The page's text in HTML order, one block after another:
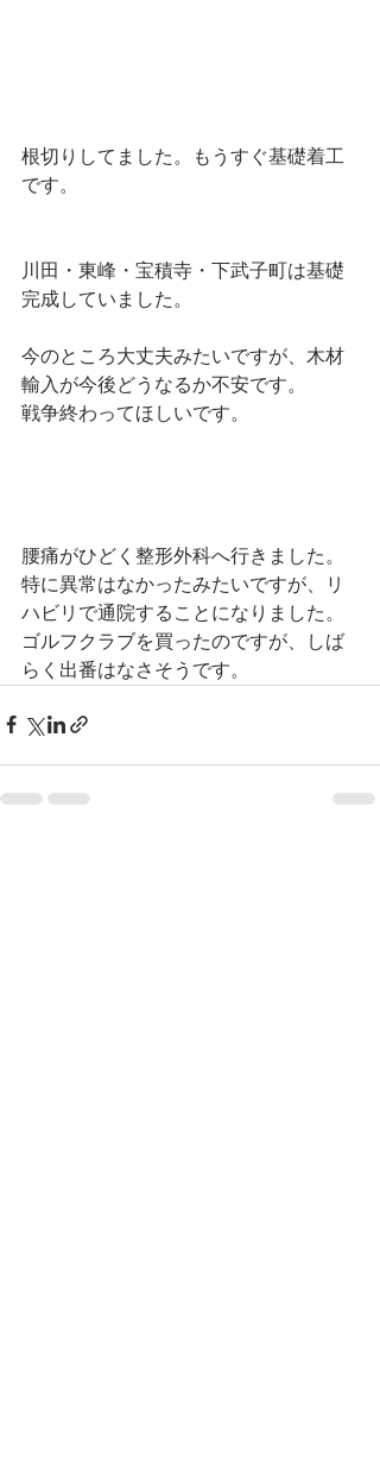
根切りしてました。もうすぐ基礎着工
です。
川田・東峰・宝積寺・下武子町は基礎
完成していました。
今のところ大丈夫みたいですが、木材
輸入が今後どうなるか不安です。
戦争終わってほしいです。
腰痛がひどく整形外科へ行きました。
特に異常はなかったみたいですが、リ
ハビリで通院することになりました。
ゴルフクラブを買ったのですが、しば
らく出番はなさそうです。